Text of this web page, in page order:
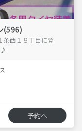
(596)
条西１８丁目に登
予約へ